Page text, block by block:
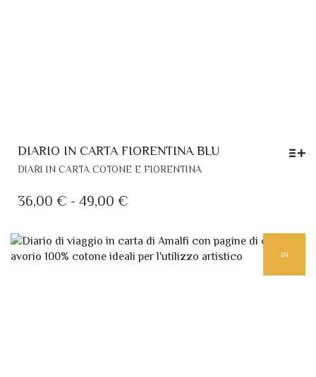
DIARIO IN CARTA FIORENTINA BLU
DIARI IN CARTA COTONE E FIORENTINA
LE
OPZIONI
36,00 € - 49,00 €
PREZZO:
DA
IN